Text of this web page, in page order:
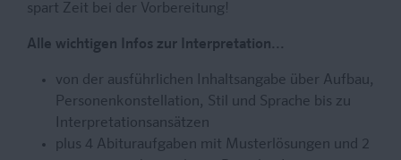
spart Zeit bei der Vorbereitung!
Alle wichtigen Infos zur Interpretation...
von der ausführlichen Inhaltsangabe über Aufbau,
Personenkonstellation, Stil und Sprache bis zu
Interpretationsansätzen
plus 4 Abituraufgaben mit Musterlösungen und 2